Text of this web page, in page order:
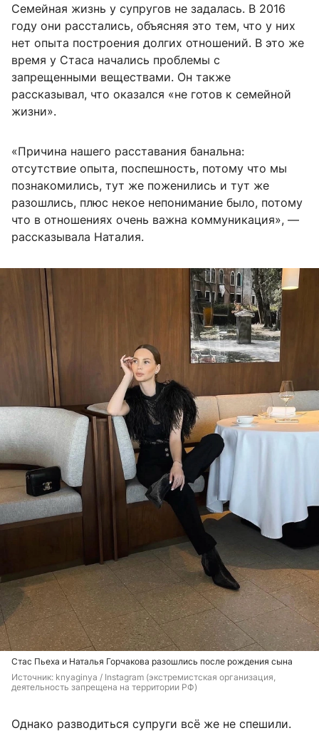
Семейная жизнь у супругов не задалась. В 2016
году они расстались, объясняя это тем, что у них
нет опыта построения долгих отношений. В это же
время у Стаса начались проблемы с
запрещенными веществами. Он также
рассказывал, что оказался «не готов к семейной
жизни».
«Причина нашего расставания банальна:
отсутствие опыта, поспешность, потому что мы
познакомились, тут же поженились и тут же
разошлись, плюс некое непонимание было, потому
что в отношениях очень важна коммуникация», —
рассказывала Наталия.
Стас Пьеха и Наталья Горчакова разошлись после рождения сына
Источник: knyaginya / Instagram (экстремистская организация,
деятельность запрещена на территории РФ)
Однако разводиться супруги всё же не спешили.